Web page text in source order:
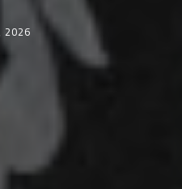
2026